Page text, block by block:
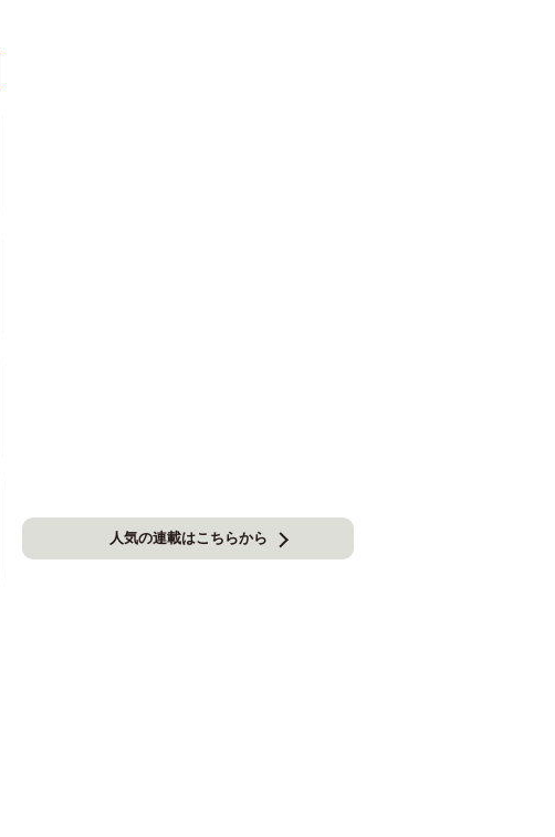
人気の連載はこちらから